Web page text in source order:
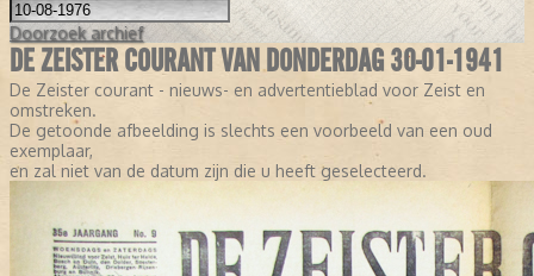
Doorzoek archief
DE ZEISTER COURANT VAN DONDERDAG 30-01-1941
De Zeister courant - nieuws- en advertentieblad voor Zeist en
omstreken.
De getoonde afbeelding is slechts een voorbeeld van een oud
exemplaar,
en zal niet van de datum zijn die u heeft geselecteerd.